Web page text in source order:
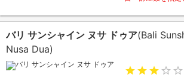
バリ サンシャイン ヌサ ドゥア(Bali
Nusa Dua)